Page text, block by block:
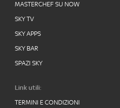
MASTERCHEF SU NOW
SKY TV
SKY APPS
SKY BAR
SPAZI SKY
Link utili:
TERMINI E CONDIZIONI